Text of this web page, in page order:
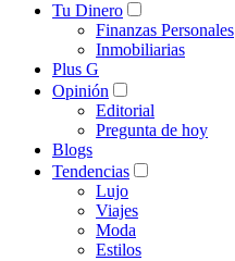
Tu Dinero
Finanzas Personales
Inmobiliarias
Plus G
Opinión
Editorial
Pregunta de hoy
Blogs
Tendencias
Lujo
Viajes
Moda
Estilos